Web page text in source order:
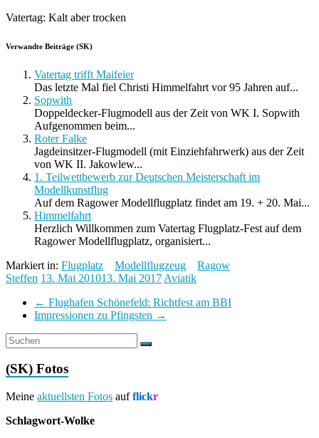
Vatertag: Kalt aber trocken
Verwandte Beiträge (SK)
Vatertag trifft Maifeier
Das letzte Mal fiel Christi Himmelfahrt vor 95 Jahren auf...
Sopwith
Doppeldecker-Flugmodell aus der Zeit von WK I. Sopwith
Aufgenommen beim...
Roter Falke
Jagdeinsitzer-Flugmodell (mit Einziehfahrwerk) aus der Zeit
von WK II. Jakowlew...
1. Teilwettbewerb zur Deutschen Meisterschaft im
Modellkunstflug
Auf dem Ragower Modellflugplatz findet am 19. + 20. Mai...
Himmelfahrt
Herzlich Willkommen zum Vatertag Flugplatz-Fest auf dem
Ragower Modellflugplatz, organisiert...
Markiert in: Flugplatz Modellflugzeug
Ragow
Steffen 13. Mai 201013. Mai 2017 Aviatik
← Flughafen Schönefeld: Richtfest am BBI
Impressionen zu Pfingsten →
(SK) Fotos
Meine aktuellsten Fotos aufflickr
Schlagwort-Wolke